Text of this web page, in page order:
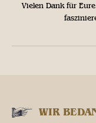
Vielen Dank für
WIR